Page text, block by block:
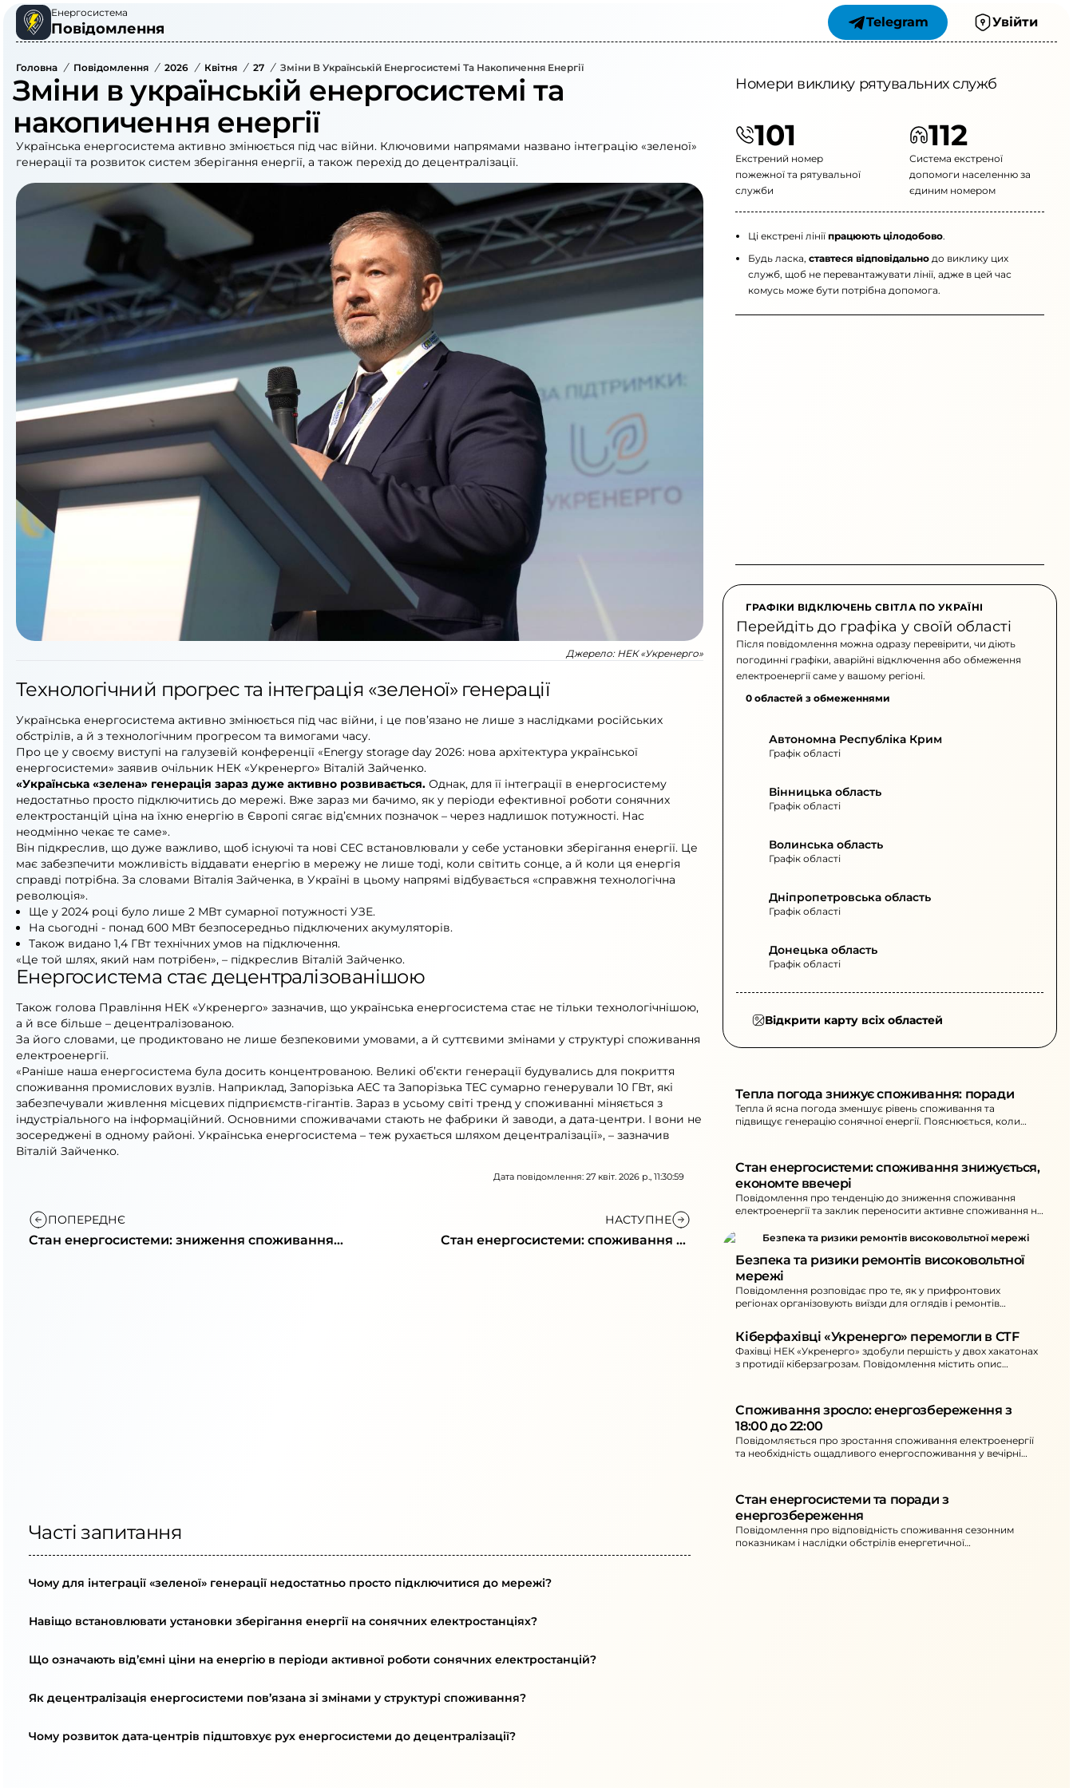
Енергосистема
Повідомлення Telegram Увійти
Номери виклику рятувальних служб
101
Екстрений номер
пожежної та рятувальної
служби
112
Система екстреної
допомоги населенню за
єдиним номером
Ці екстрені лініїпрацюють цілодобово.
Будь ласка,ставтеся відповідально до виклику цих
служб, щоб не перевантажувати лінії, адже в цей час
комусь може бути потрібна допомога.
ГРАФІКИ ВІДКЛЮЧЕНЬ СВІТЛА ПО УКРАЇНІ
Перейдіть до графіка у своїй області
Після повідомлення можна одразу перевірити, чи діють
погодинні графіки, аварійні відключення або обмеження
електроенергії саме у вашому регіоні.
0 областей з обмеженнями
Автономна Республіка Крим
Графік області
Вінницька область
Графік області
Волинська область
Графік області
Дніпропетровська область
Графік області
Донецька область
Графік області
Відкрити карту всіх областей
Тепла погода знижує споживання: поради
Тепла й ясна погода зменшує рівень споживання та
підвищує генерацію сонячної енергії. Пояснюється, коли
Стан енергосистеми: споживання знижується,
економте ввечері
Повідомлення про тенденцію до зниження споживання
електроенергії та заклик переносити активне споживання на
окремих областях унаслідок атак та рекомендації щодо
Безпека та ризики ремонтів високовольтної
мережі
Повідомлення розповідає про те, як у прифронтових
регіонах організовують виїзди для оглядів і ремонтів
безпеки під час робіт.
Кіберфахівці «Укренерго» перемогли в CTF
Фахівці НЕК «Укренерго» здобули першість у двох хакатонах
з протидії кіберзагрозам. Повідомлення містить опис
Споживання зросло: енергозбереження з
18:00 до 22:00
Повідомляється про зростання споживання електроенергії
та необхідність ощадливого енергоспоживання у вечірні
Стан енергосистеми та поради з
енергозбереження
Повідомлення про відповідність споживання сезонним
показникам і наслідки обстрілів енергетичної
Головна / Повідомлення / 2026 / Квітня / 27 / Зміни В Українській Енергосистемі Та Накопичення Енергії
Зміни в українській енергосистемі та
накопичення енергії
Українська енергосистема активно змінюється під час війни. Ключовими напрямами названо інтеграцію «зеленої»
генерації та розвиток систем зберігання енергії, а також перехід до децентралізації.
Джерело: НЕК «Укренерго»
Технологічний прогрес та інтеграція «зеленої» генерації
Українська енергосистема активно змінюється під час війни, і це пов’язано не лише з наслідками російських
обстрілів, а й з технологічним прогресом та вимогами часу.
Про це у своєму виступі на галузевій конференції «Energy storage day 2026: нова архітектура української
енергосистеми» заявив очільник НЕК «Укренерго» Віталій Зайченко.
«Українська «зелена» генерація зараз дуже активно розвивається. Однак, для її інтеграції в енергосистему
недостатньо просто підключитись до мережі. Вже зараз ми бачимо, як у періоди ефективної роботи сонячних
електростанцій ціна на їхню енергію в Європі сягає від’ємних позначок – через надлишок потужності. Нас
неодмінно чекає те саме».
Він підкреслив, що дуже важливо, щоб існуючі та нові СЕС встановлювали у себе установки зберігання енергії. Це
має забезпечити можливість віддавати енергію в мережу не лише тоді, коли світить сонце, а й коли ця енергія
справді потрібна. За словами Віталія Зайченка, в Україні в цьому напрямі відбувається «справжня технологічна
революція».
Ще у 2024 році було лише 2 МВт сумарної потужності УЗЕ.
На сьогодні - понад 600 МВт безпосередньо підключених акумуляторів.
Також видано 1,4 ГВт технічних умов на підключення.
«Це той шлях, який нам потрібен», – підкреслив Віталій Зайченко.
Енергосистема стає децентралізованішою
Також голова Правління НЕК «Укренерго» зазначив, що українська енергосистема стає не тільки технологічнішою,
а й все більше – децентралізованою.
За його словами, це продиктовано не лише безпековими умовами, а й суттєвими змінами у структурі споживання
електроенергії.
«Раніше наша енергосистема була досить концентрованою. Великі об’єкти генерації будувались для покриття
споживання промислових вузлів. Наприклад, Запорізька АЕС та Запорізька ТЕС сумарно генерували 10 ГВт, які
забезпечували живлення місцевих підприємств-гігантів. Зараз в усьому світі тренд у споживанні міняється з
індустріального на інформаційний. Основними споживачами стають не фабрики й заводи, а дата-центри. І вони не
зосереджені в одному районі. Українська енергосистема – теж рухається шляхом децентралізації», – зазначив
Віталій Зайченко.
Дата повідомлення: 27 квіт. 2026 р., 11:30:59
ПОПЕРЕДНЄ
Стан енергосистеми: зниження споживання
НАСТУПНЕ
Стан енергосистеми: споживання та
Часті запитання
Чому для інтеграції «зеленої» генерації недостатньо просто підключитися до мережі?
Навіщо встановлювати установки зберігання енергії на сонячних електростанціях?
Що означають від’ємні ціни на енергію в періоди активної роботи сонячних електростанцій?
Як децентралізація енергосистеми пов’язана зі змінами у структурі споживання?
Чому розвиток дата-центрів підштовхує рух енергосистеми до децентралізації?